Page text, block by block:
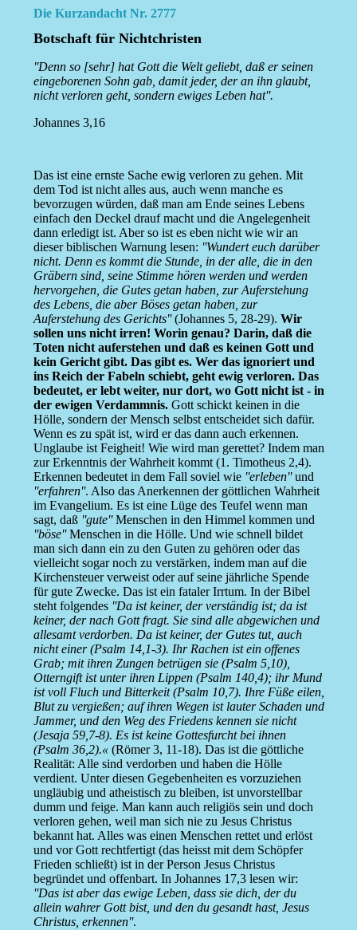
Die Kurzandacht Nr. 2777
Botschaft für Nichtchristen
''Denn so [sehr] hat Gott die Welt geliebt, daß er seinen
eingeborenen Sohn gab, damit jeder, der an ihn glaubt,
nicht verloren geht, sondern ewiges Leben hat''.
Johannes 3,16
Das ist eine ernste Sache ewig verloren zu gehen. Mit
dem Tod ist nicht alles aus, auch wenn manche es
bevorzugen würden, daß man am Ende seines Lebens
einfach den Deckel drauf macht und die Angelegenheit
dann erledigt ist. Aber so ist es eben nicht wie wir an
dieser biblischen Warnung lesen: ''Wundert euch darüber
nicht. Denn es kommt die Stunde, in der alle, die in den
Gräbern sind, seine Stimme hören werden und werden
hervorgehen, die Gutes getan haben, zur Auferstehung
des Lebens, die aber Böses getan haben, zur
Auferstehung des Gerichts''(Johannes 5, 28-29). Wir
sollen uns nicht irren! Worin genau? Darin, daß die
Toten nicht auferstehen und daß es keinen Gott und
kein Gericht gibt. Das gibt es. Wer das ignoriert und
ins Reich der Fabeln schiebt, geht ewig verloren. Das
bedeutet, er lebt weiter, nur dort, wo Gott nicht ist - in
der ewigen Verdammnis.Gott schickt keinen in die
Hölle, sondern der Mensch selbst entscheidet sich dafür.
Wenn es zu spät ist, wird er das dann auch erkennen.
Unglaube ist Feigheit! Wie wird man gerettet? Indem man
zur Erkenntnis der Wahrheit kommt (1. Timotheus 2,4).
Erkennen bedeutet in dem Fall soviel wie ''erleben''und
''erfahren''. Also das Anerkennen der göttlichen Wahrheit
im Evangelium. Es ist eine Lüge des Teufel wenn man
sagt, daß ''gute''Menschen in den Himmel kommen und
''böse''Menschen in die Hölle. Und wie schnell bildet
man sich dann ein zu den Guten zu gehören oder das
vielleicht sogar noch zu verstärken, indem man auf die
Kirchensteuer verweist oder auf seine jährliche Spende
für gute Zwecke. Das ist ein fataler Irrtum. In der Bibel
steht folgendes ''Da ist keiner, der verständig ist; da ist
keiner, der nach Gott fragt. Sie sind alle abgewichen und
allesamt verdorben. Da ist keiner, der Gutes tut, auch
nicht einer (Psalm 14,1-3). Ihr Rachen ist ein offenes
Grab; mit ihren Zungen betrügen sie (Psalm 5,10),
Otterngift ist unter ihren Lippen (Psalm 140,4); ihr Mund
ist voll Fluch und Bitterkeit (Psalm 10,7). Ihre Füße eilen,
Blut zu vergießen; auf ihren Wegen ist lauter Schaden und
Jammer, und den Weg des Friedens kennen sie nicht
(Jesaja 59,7-8). Es ist keine Gottesfurcht bei ihnen
(Psalm 36,2).«(Römer 3, 11-18). Das ist die göttliche
Realität: Alle sind verdorben und haben die Hölle
verdient. Unter diesen Gegebenheiten es vorzuziehen
ungläubig und atheistisch zu bleiben, ist unvorstellbar
dumm und feige. Man kann auch religiös sein und doch
verloren gehen, weil man sich nie zu Jesus Christus
bekannt hat. Alles was einen Menschen rettet und erlöst
und vor Gott rechtfertigt (das heisst mit dem Schöpfer
Frieden schließt) ist in der Person Jesus Christus
begründet und offenbart. In Johannes 17,3 lesen wir:
''Das ist aber das ewige Leben, dass sie dich, der du
allein wahrer Gott bist, und den du gesandt hast, Jesus
Christus, erkennen''.